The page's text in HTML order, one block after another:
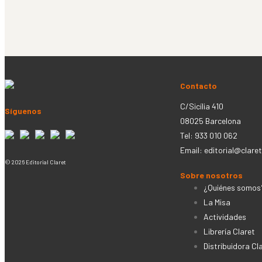
Síguenos
© 2026 Editorial Claret
Contacto
C/Sicília 410
08025 Barcelona
Tel: 933 010 062
Email:
Sobre nosotros
¿Quiénes
La Misa
Actividades
Librería Claret
Distribuidora